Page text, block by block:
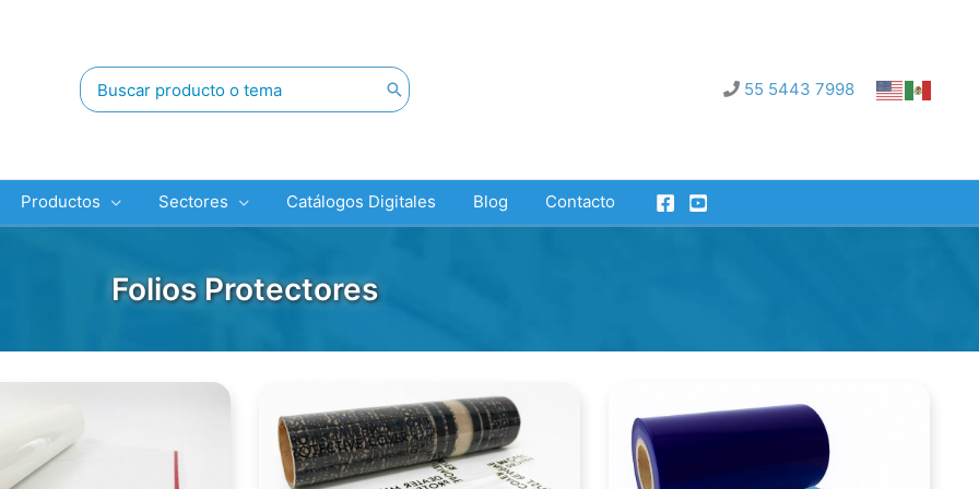
Buscar
por:
55 5443 7998
Productos Sectores Catálogos Digitales Blog Contacto
Folios Protectores